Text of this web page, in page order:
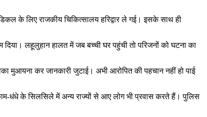
के लिए राजकीय चिकित्सालय हरिद्वार ले गई। इसके साथ ही
लहूलुहान हालत में जब बच्ची घर पहुंची तो परिजनों को घटना का
मुआयना कर जानकारी जुटाई। अभी आरोपित की पहचान नहीं हो पाई
काम-धंधे के सिलसिले में अन्य राज्यों से आए लोग भी प्रवास करते हैं। पुलिस